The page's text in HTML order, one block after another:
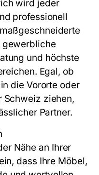
wird jeder
professionell
gewerbliche
und höchste
Egal, ob
die Vororte oder
Schweiz ziehen,
Partner.
Nähe an Ihrer
dass Ihre Möbel,